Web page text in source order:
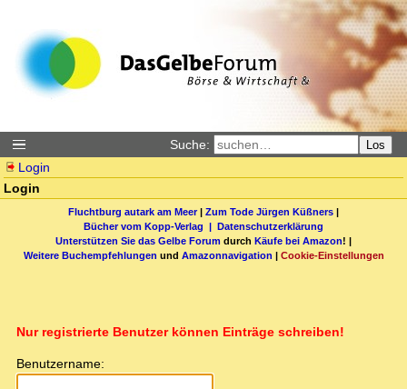
Suche: Los
Login
Login
Fluchtburg autark am Meer| Zum Tode Jürgen Küßners |
Bücher vom Kopp-Verlag | Datenschutzerklärung
Unterstützen Sie das Gelbe Forum durch Käufe bei Amazon! |
Weitere Buchempfehlungen und Amazonnavigation | Cookie-Einstellungen
Nur registrierte Benutzer können Einträge schreiben!
Benutzername: